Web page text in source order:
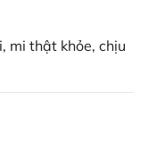
mi thật khỏe, chịu